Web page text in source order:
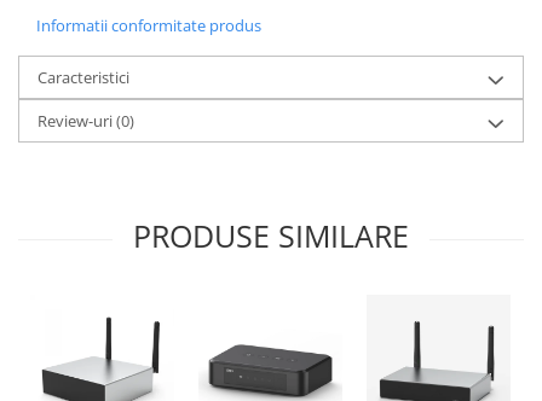
Informatii conformitate produs
Caracteristici
Review-uri(0)
PRODUSE SIMILARE